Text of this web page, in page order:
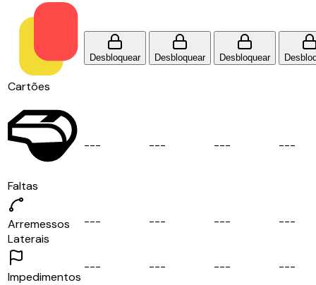
Cartões
Desbloquear Desbloquear Desbloquear
Faltas
--- --- --- ---
Arremessos
Laterais
--- --- --- ---
Impedimentos
--- --- --- ---